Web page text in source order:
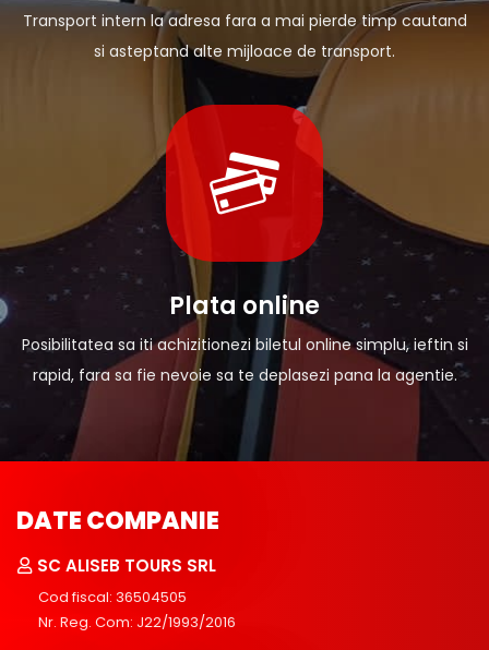
Transport intern la adresa fara a mai pierde timp cautand
si asteptand alte mijloace de transport.
Plata online
Posibilitatea sa iti achizitionezi biletul online simplu, ieftin si
rapid, fara sa fie nevoie sa te deplasezi pana la agentie.
DATE COMPANIE
SC ALISEB TOURS SRL
Cod fiscal: 36504505
Nr. Reg. Com: J22/1993/2016